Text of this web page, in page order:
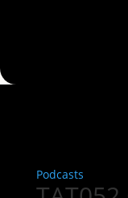
Podcasts